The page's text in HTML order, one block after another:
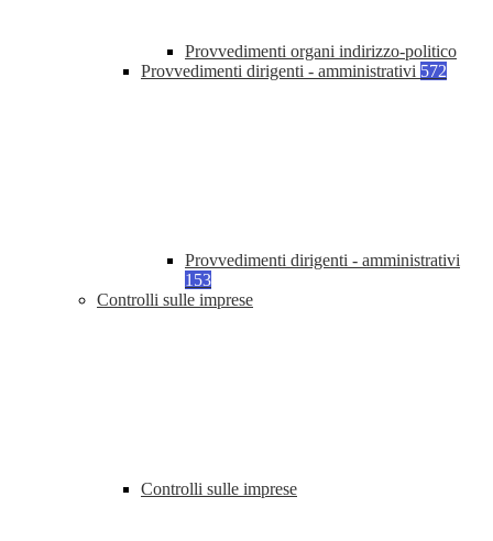
Provvedimenti organi indirizzo-politico
Provvedimenti dirigenti - amministrativi 572
Provvedimenti dirigenti - amministrativi
153
Controlli sulle imprese
Controlli sulle imprese